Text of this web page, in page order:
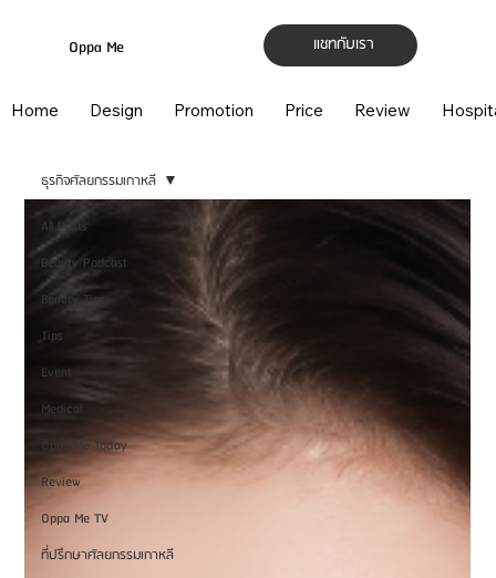
แชทกับเรา
Oppa Me
Home Design Promotion Price Review
All Posts
Beauty Podcast
Beauty Tips
Tips
Event
Medical
Oppa Me Today
Review
Oppa Me TV
ที่ปรึกษาศัลยกรรมเกาหลี
ธุรกิจศัลยกรรมเกาหลี